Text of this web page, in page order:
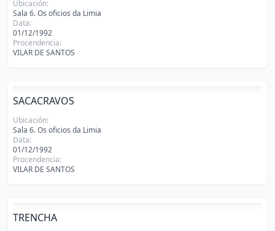
Ubicación:
Sala 6. Os oficios da Limia
Data:
01/12/1992
Procendencia:
VILAR DE SANTOS
SACACRAVOS
Ubicación:
Sala 6. Os oficios da Limia
Data:
01/12/1992
Procendencia:
VILAR DE SANTOS
TRENCHA